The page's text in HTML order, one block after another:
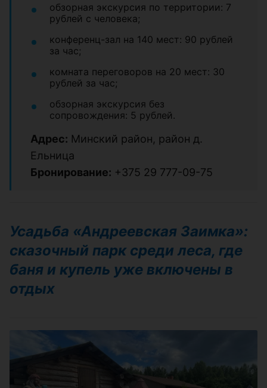
обзорная экскурсия по территории: 7
рублей с человека;
конференц-зал на 140 мест: 90 рублей
за час;
комната переговоров на 20 мест: 30
рублей за час;
обзорная экскурсия без
сопровождения: 5 рублей.
Адрес: Минский район, район д.
Ельница
Бронирование: +375 29 777-09-75
Усадьба «Андреевская Заимка»:
сказочный парк среди леса, где
баня и купель уже включены в
отдых